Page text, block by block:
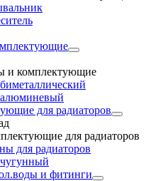
и комплектующие
алюминевый
для радиаторов
для радиаторов
для радиаторов
и фитинги